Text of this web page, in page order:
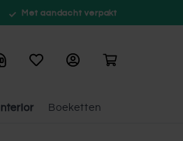
Met aandacht verpakt
Interior Boeketten
Winkelwagen